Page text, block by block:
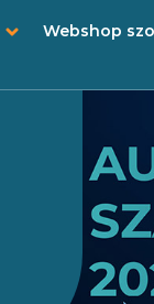
Webshop